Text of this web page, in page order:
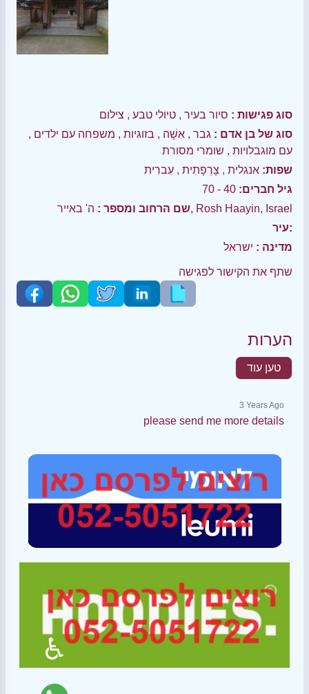
סוג פגישות : סיור בעיר , טיולי טבע , צילום
סוג של בן אדם : גבר , אִשָׁה , בזוגיות , משפחה עם ילדים ,
עם מוגבלויות , שומרי מסורת
שפות: אנגלית , צָרְפָתִית , עִברִית
גיל חברים: 40 - 70
שם הרחוב ומספר :ה' באייר, Rosh Haayin, Israel
עיר:
מדינה : ישראל
שתף את הקישור לפגישה
הערות
טען עוד
3 Years Ago
please send me more details
♿